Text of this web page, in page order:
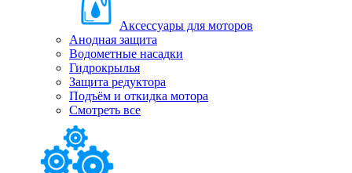
Аксессуары для моторов
Анодная защита
Водометные насадки
Гидрокрылья
Защита редуктора
Подъём и откидка мотора
Смотреть все